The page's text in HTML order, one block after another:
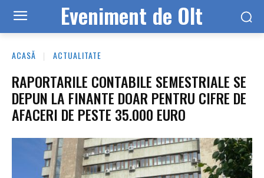
Eveniment de Olt
ACASĂ ACTUALITATE
RAPORTARILE CONTABILE SEMESTRIALE SE
DEPUN LA FINANTE DOAR PENTRU CIFRE DE
AFACERI DE PESTE 35.000 EURO